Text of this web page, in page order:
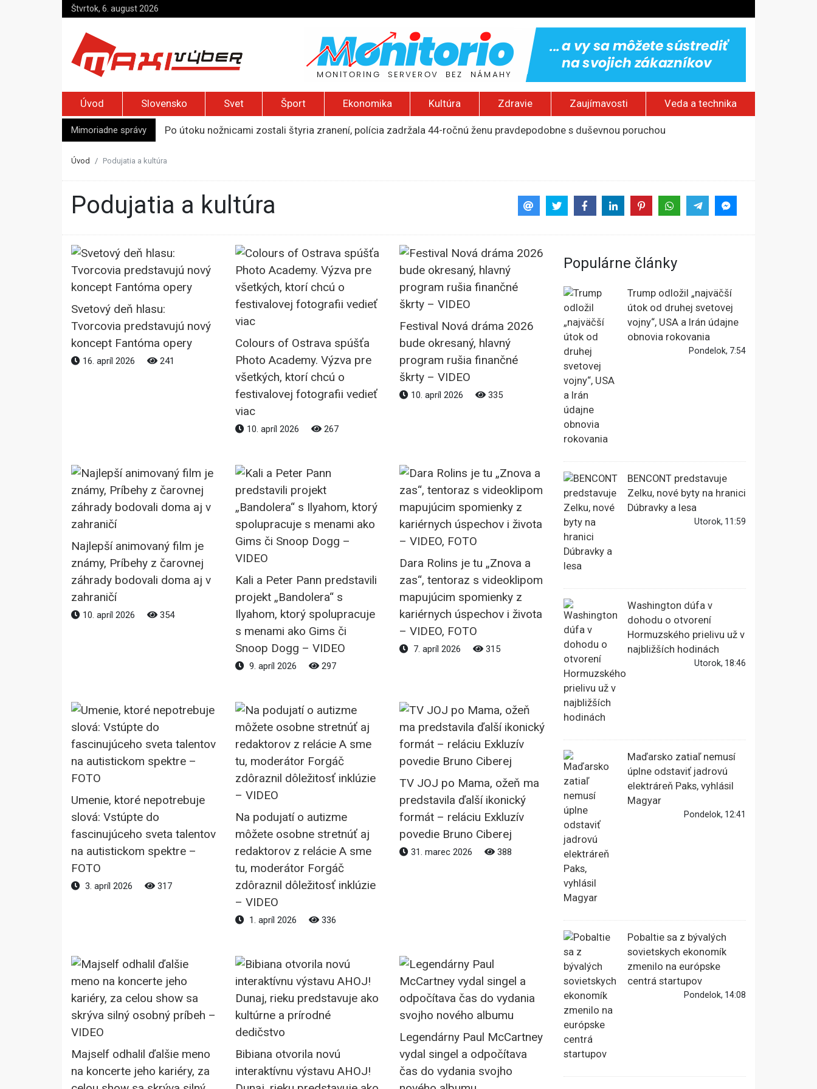
Štvrtok, 6. august 2026
Úvod Slovensko Svet Šport Ekonomika Kultúra Zdravie Zaujímavosti Veda a technika
Mimoriadne správy
Po útoku nožnicami zostali štyria zranení, polícia zadržala 44-ročnú ženu pravdepodobne s duševnou poruchou
Päť ton kokaínu a traja zadržaní. Portugalská polícia obsadila loď s kontrabandom na otvorenom mori
Úvod Podujatia a kultúra
Podujatia a kultúra
Svetový deň hlasu:
Tvorcovia predstavujú nový
koncept Fantóma opery
16. apríl 2026 241
Colours of Ostrava spúšťa
Photo Academy. Výzva pre
všetkých, ktorí chcú o
festivalovej fotografii vedieť
viac
10. apríl 2026 267
Festival Nová dráma 2026
bude okresaný, hlavný
program rušia finančné
škrty – VIDEO
10. apríl 2026 335
Najlepší animovaný film je
známy, Príbehy z čarovnej
záhrady bodovali doma aj v
zahraničí
10. apríl 2026 354
Kali a Peter Pann predstavili
projekt „Bandolera“ s
Ilyahom, ktorý spolupracuje
s menami ako Gims či
Snoop Dogg – VIDEO
9. apríl 2026 297
Dara Rolins je tu „Znova a
zas“, tentoraz s videoklipom
mapujúcim spomienky z
kariérnych úspechov i života
– VIDEO, FOTO
7. apríl 2026 315
Umenie, ktoré nepotrebuje
slová: Vstúpte do
fascinujúceho sveta talentov
na autistickom spektre –
FOTO
3. apríl 2026 317
Na podujatí o autizme
môžete osobne stretnúť aj
redaktorov z relácie A sme
tu, moderátor Forgáč
zdôraznil dôležitosť inklúzie
– VIDEO
1. apríl 2026 336
TV JOJ po Mama, ožeň ma
predstavila ďalší ikonický
formát – reláciu Exkluzív
povedie Bruno Ciberej
31. marec 2026 388
Majself odhalil ďalšie meno
na koncerte jeho kariéry, za
Bibiana otvorila novú
interaktívnu výstavu AHOJ!
Legendárny Paul McCartney
vydal singel a odpočítava
čas do vydania svojho
Populárne články
Trump odložil „najväčší
útok od druhej svetovej
vojny“, USA a Irán údajne
obnovia rokovania
Pondelok, 7:54
BENCONT predstavuje
Zelku, nové byty na hranici
Dúbravky a lesa
Utorok, 11:59
Washington dúfa v
dohodu o otvorení
Hormuzského prielivu už v
najbližších hodinách
Utorok, 18:46
Maďarsko zatiaľ nemusí
úplne odstaviť jadrovú
elektráreň Paks, vyhlásil
Magyar
Pondelok, 12:41
Pobaltie sa z bývalých
sovietskych ekonomík
zmenilo na európske
centrá startupov
Pondelok, 14:08